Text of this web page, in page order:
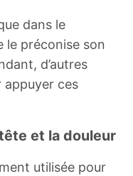
dans le
le préconise son
d’autres
appuyer ces
et la douleur
utilisée pour